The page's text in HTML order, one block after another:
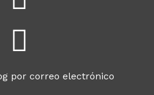
por correo electrónico